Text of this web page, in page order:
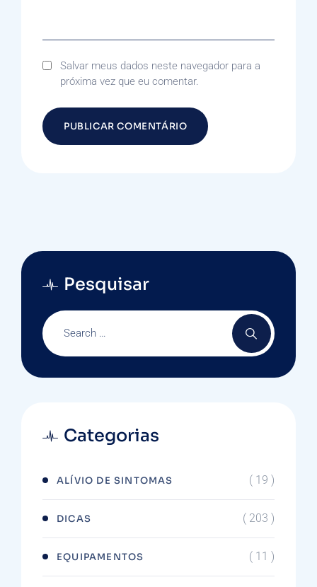
Salvar meus dados neste navegador para a
próxima vez que eu comentar.
Pesquisar
Categorias
ALÍVIO DE SINTOMAS ( 19 )
DICAS ( 203 )
EQUIPAMENTOS ( 11 )